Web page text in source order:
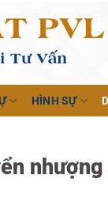
HÌNH SỰ